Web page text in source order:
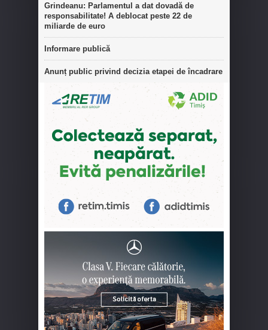
Grindeanu: Parlamentul a dat dovadă de
responsabilitate! A deblocat peste 22 de
miliarde de euro
Informare publică
Anunț public privind decizia etapei de încadrare